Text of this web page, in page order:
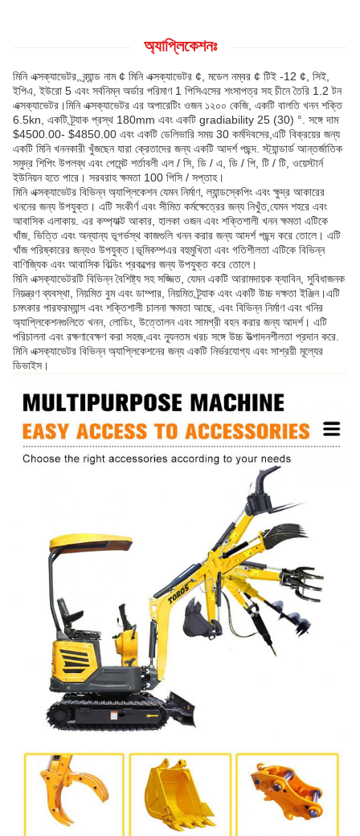
অ্যাপ্লিকেশনঃ
মিনি এক্সক্যাভেটর, ব্র্যান্ড নাম ¢ মিনি এক্সক্যাভেটর ¢, মডেল নম্বর ¢ টিই -12 ¢, সিই,
ইপিএ, ইউরো 5 এবং সর্বনিম্ন অর্ডার পরিমাণ 1 পিসিএসের শংসাপত্র সহ চীনে তৈরি 1.2 টন
এক্সক্যাভেটর।মিনি এক্সক্যাভেটর এর অপারেটিং ওজন ১২০০ কেজি, একটি বালতি খনন শক্তি
6.5kn, একটি ট্র্যাক প্রস্থ 180mm এবং একটি gradiability 25 (30) °. সঙ্গে দাম
$4500.00- $4850.00 এবং একটি ডেলিভারি সময় 30 কর্মদিবসের,এটি বিক্রয়ের জন্য
একটি মিনি খননকারী খুঁজছেন যারা ক্রেতাদের জন্য একটি আদর্শ পছন্দ. স্ট্যান্ডার্ড আন্তর্জাতিক
সমুদ্র শিপিং উপলব্ধ এবং পেমেন্ট শর্তাবলী এল / সি, ডি / এ, ডি / পি, টি / টি, ওয়েস্টার্ন
ইউনিয়ন হতে পারে। সরবরাহ ক্ষমতা 100 পিসি / সপ্তাহ।
মিনি এক্সক্যাভেটর বিভিন্ন অ্যাপ্লিকেশন যেমন নির্মাণ, ল্যান্ডস্কেপিং এবং ক্ষুদ্র আকারের
খননের জন্য উপযুক্ত। এটি সংকীর্ণ এবং সীমিত কর্মক্ষেত্রের জন্য নিখুঁত,যেমন শহরে এবং
আবাসিক এলাকায়. এর কম্প্যাক্ট আকার, হালকা ওজন এবং শক্তিশালী খনন ক্ষমতা এটিকে
খাঁজ, ভিত্তি এবং অন্যান্য ভূগর্ভস্থ কাজগুলি খনন করার জন্য আদর্শ পছন্দ করে তোলে। এটি
খাঁজ পরিষ্কারের জন্যও উপযুক্ত।ভূমিকম্পএর বহুমুখিতা এবং গতিশীলতা এটিকে বিভিন্ন
বাণিজ্যিক এবং আবাসিক বিল্ডিং প্রকল্পের জন্য উপযুক্ত করে তোলে।
মিনি এক্সক্যাভেটরটি বিভিন্ন বৈশিষ্ট্য সহ সজ্জিত, যেমন একটি আরামদায়ক ক্যাবিন, সুবিধাজনক
নিয়ন্ত্রণ ব্যবস্থা, নিয়মিত বুম এবং ডাম্পার, নিয়মিত ট্র্যাক এবং একটি উচ্চ দক্ষতা ইঞ্জিন।এটি
চমৎকার পারফরম্যান্স এবং শক্তিশালী চালনা ক্ষমতা আছে, এবং বিভিন্ন নির্মাণ এবং খনির
অ্যাপ্লিকেশনগুলিতে খনন, লোডিং, উত্তোলন এবং সামগ্রী বহন করার জন্য আদর্শ। এটি
পরিচালনা এবং রক্ষণাবেক্ষণ করা সহজ,এবং ন্যূনতম খরচ সঙ্গে উচ্চ উত্পাদনশীলতা প্রদান করে.
মিনি এক্সক্যাভেটর বিভিন্ন অ্যাপ্লিকেশনের জন্য একটি নির্ভরযোগ্য এবং সাশ্রয়ী মূল্যের
ডিভাইস।